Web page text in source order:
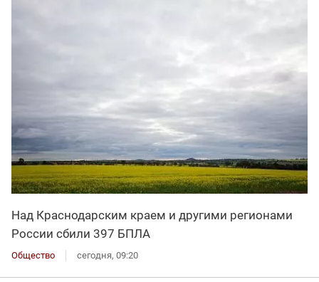
Над Краснодарским краем и другими регионами
России сбили 397 БПЛА
Общество сегодня, 09:20